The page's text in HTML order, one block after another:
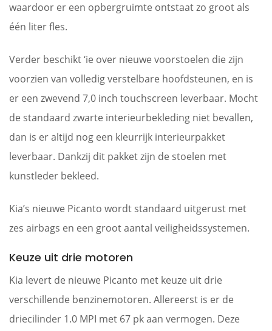
waardoor er een opbergruimte ontstaat zo groot als
één liter fles.
Verder beschikt ‘ie over nieuwe voorstoelen die zijn
voorzien van volledig verstelbare hoofdsteunen, en is
er een zwevend 7,0 inch touchscreen leverbaar. Mocht
de standaard zwarte interieurbekleding niet bevallen,
dan is er altijd nog een kleurrijk interieurpakket
leverbaar. Dankzij dit pakket zijn de stoelen met
kunstleder bekleed.
Kia’s nieuwe Picanto wordt standaard uitgerust met
zes airbags en een groot aantal veiligheidssystemen.
Keuze uit drie motoren
Kia levert de nieuwe Picanto met keuze uit drie
verschillende benzinemotoren. Allereerst is er de
driecilinder 1.0 MPI met 67 pk aan vermogen. Deze